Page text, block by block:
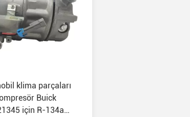
klima parçaları
Buick
için R-134a